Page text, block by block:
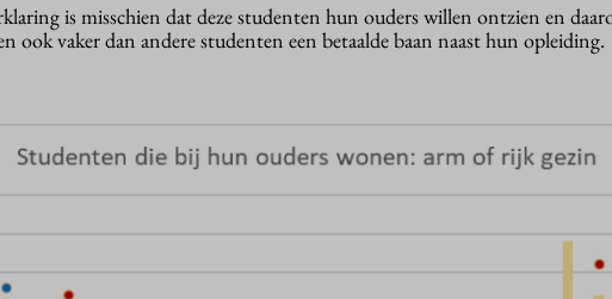
is misschien dat deze studenten hun ouders willen ontzien en
ook vaker dan andere studenten een betaalde baan naast hun opleiding.